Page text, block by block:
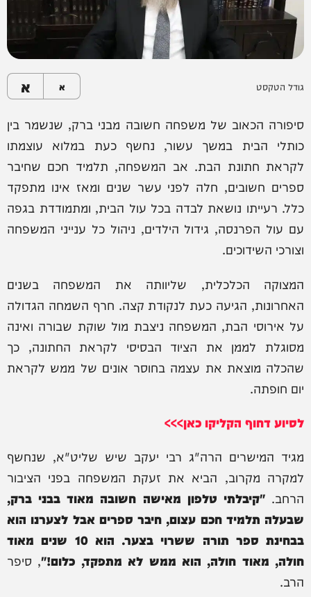
גודל הטקסט א א
סיפורה הכאוב של משפחה חשובה מבני ברק, שנשמר בין
כותלי הבית במשך עשור, נחשף כעת במלוא עוצמתו
לקראת חתונת הבת. אב המשפחה, תלמיד חכם שחיבר
ספרים חשובים, חלה לפני עשר שנים ומאז אינו מתפקד
כלל. רעייתו נושאת לבדה בכל עול הבית, ומתמודדת בגפה
עם עול הפרנסה, גידול הילדים, ניהול כל ענייני המשפחה
וצורכי השידוכים.
המצוקה הכלכלית, שליוותה את המשפחה בשנים
האחרונות, הגיעה כעת לנקודת קצה. חרף השמחה הגדולה
על אירוסי הבת, המשפחה ניצבת מול שוקת שבורה ואינה
מסוגלת לממן את הציוד הבסיסי לקראת החתונה, כך
שהכלה מוצאת את עצמה בחוסר אונים של ממש לקראת
יום חופתה.
לסיוע דחוף הקליקו כאן>>>
מגיד המישרים הרה"ג רבי יעקב שיש שליט"א, שנחשף
למקרה מקרוב, הביא את זעקת המשפחה בפני הציבור
הרחב."קיבלתי טלפון מאישה חשובה מאוד בבני ברק,
שבעלה תלמיד חכם עצום, חיבר ספרים אבל לצערנו הוא
בבחינת ספר תורה ששרוי בצער. הוא 10 שנים מאוד
חולה, מאוד חולה, הוא ממש לא מתפקד, כלום!", סיפר
הרב.